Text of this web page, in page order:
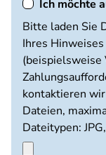
Ich möchte
Dokumente
hochladen
Bitte laden Sie
Ihres
(beispielsweise
kontaktieren
Dateien,
Dateitypen: